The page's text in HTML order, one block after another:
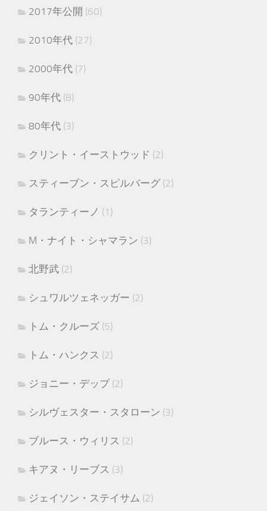
2017年公開 (60)
2010年代 (27)
2000年代 (7)
90年代 (8)
80年代 (3)
クリント・イーストウッド (2)
スティーブン・スピルバーグ (2)
タランティーノ (1)
M・ナイト・シャマラン (3)
北野武 (2)
シュワルツェネッガー (2)
トム・クルーズ (5)
トム・ハンクス (2)
ジョニー・デップ(2)
シルヴェスター・スタローン (3)
ブルース・ウィリス (2)
キアヌ・リーブス (3)
ジェイソン・ステイサム (2)